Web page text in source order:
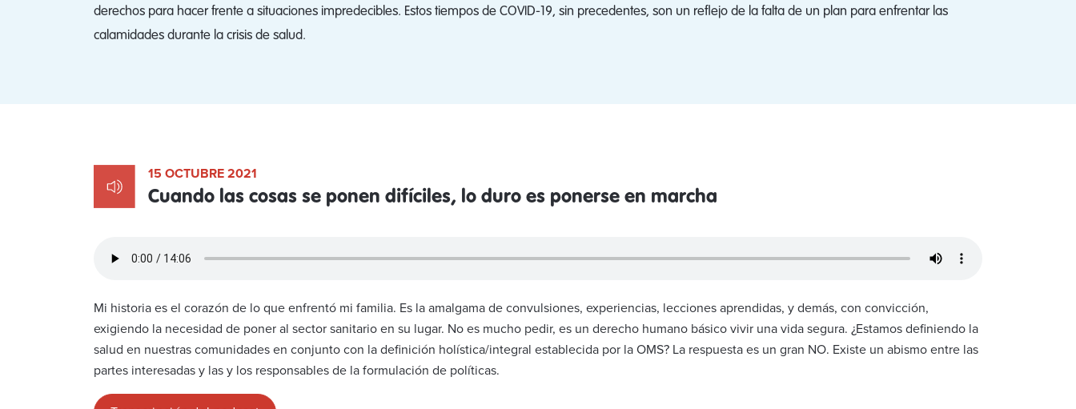
derechos para hacer frente a situaciones impredecibles. Estos tiempos de COVID-19, sin precedentes, son un reflejo de la falta de un plan para enfrentar las
calamidades durante la crisis de salud.
15 OCTUBRE 2021
Cuando las cosas se ponen difíciles, lo duro es ponerse en marcha
Mi historia es el corazón de lo que enfrentó mi familia. Es la amalgama de convulsiones, experiencias, lecciones aprendidas, y demás, con convicción,
exigiendo la necesidad de poner al sector sanitario en su lugar. No es mucho pedir, es un derecho humano básico vivir una vida segura. ¿Estamos definiendo la
salud en nuestras comunidades en conjunto con la definición holística/integral establecida por la OMS? La respuesta es un gran NO. Existe un abismo entre las
partes interesadas y las y los responsables de la formulación de políticas.